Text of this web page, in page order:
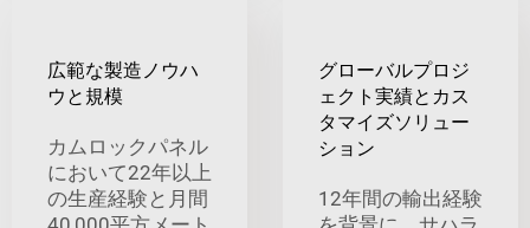
広範な製造ノウハ
ウと規模
カムロックパネル
において22年以上
の生産経験と月間
グローバルプロジ
ェクト実績とカス
タマイズソリュー
ション
12年間の輸出経験